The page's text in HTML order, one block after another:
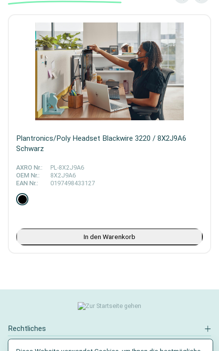
Plantronics/Poly Headset Blackwire 3220 / 8X2J9A6
Schwarz
AXRO Nr.:
PL-8X2J9A6
OEM Nr.:
8X2J9A6
EAN Nr.:
0197498433127
In den Warenkorb
Rechtliches
Kontakt